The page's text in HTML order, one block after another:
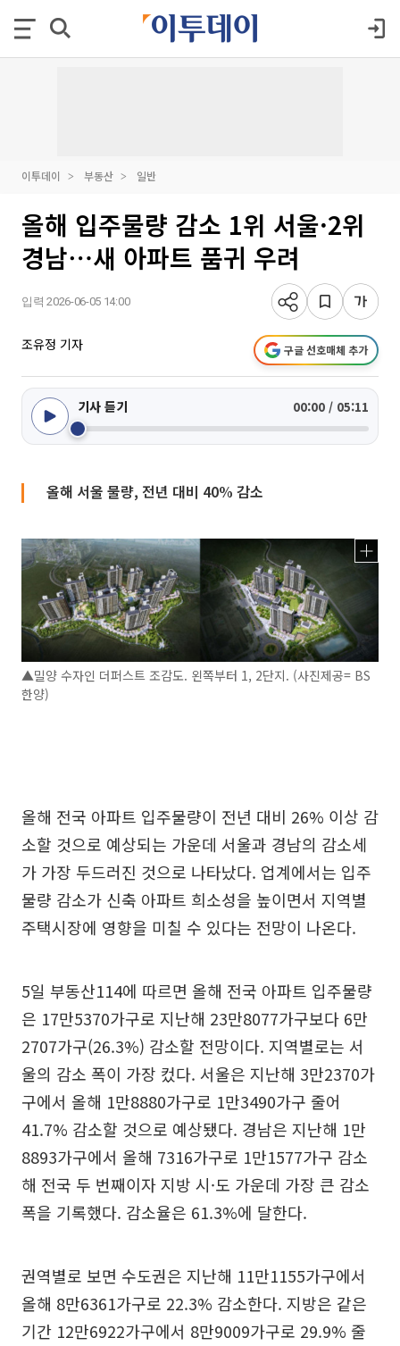
이투데이 부동산 일반
올해 입주물량 감소 1위 서울·2위
경남⋯새 아파트 품귀 우려
입력 2026-06-05 14:00
조유정 기자 구글 선호매체 추가
기사 듣기 00:00 / 05:11
올해 서울 물량, 전년 대비 40% 감소
▲밀양 수자인 더퍼스트 조감도. 왼쪽부터 1, 2단지. (사진제공= BS
한양)
올해 전국 아파트 입주물량이 전년 대비 26% 이상 감
소할 것으로 예상되는 가운데 서울과 경남의 감소세
가 가장 두드러진 것으로 나타났다. 업계에서는 입주
물량 감소가 신축 아파트 희소성을 높이면서 지역별
주택시장에 영향을 미칠 수 있다는 전망이 나온다.
5일 부동산114에 따르면 올해 전국 아파트 입주물량
은 17만5370가구로 지난해 23만8077가구보다 6만
2707가구(26.3%) 감소할 전망이다. 지역별로는 서
울의 감소 폭이 가장 컸다. 서울은 지난해 3만2370가
구에서 올해 1만8880가구로 1만3490가구 줄어
41.7% 감소할 것으로 예상됐다. 경남은 지난해 1만
8893가구에서 올해 7316가구로 1만1577가구 감소
해 전국 두 번째이자 지방 시·도 가운데 가장 큰 감소
폭을 기록했다. 감소율은 61.3%에 달한다.
권역별로 보면 수도권은 지난해 11만1155가구에서
올해 8만6361가구로 22.3% 감소한다. 지방은 같은
기간 12만6922가구에서 8만9009가구로 29.9% 줄